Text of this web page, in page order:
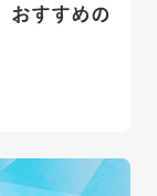
おすすめの